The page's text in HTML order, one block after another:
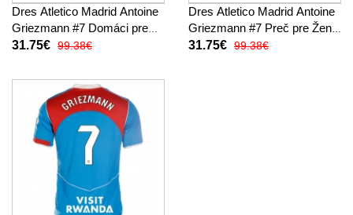
Dres Atletico Madrid Antoine
Griezmann #7 Domáci pre
Ženy 2025-26 Krátky Rukáv
31.75€ 99.38€
Dres Atletico Madrid Antoine
Griezmann #7 Preč pre Ženy
2025-26 Krátky Rukáv
31.75€ 99.38€